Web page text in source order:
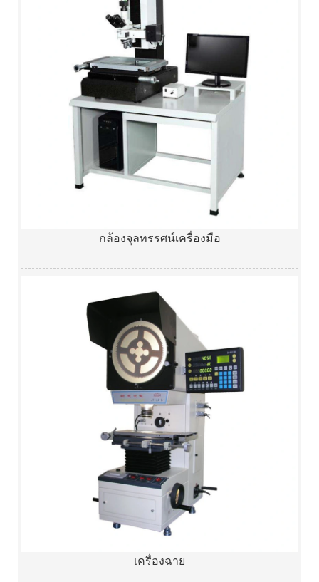
กล้องจุลทรรศน์เครื่องมือ
เครื่องฉาย